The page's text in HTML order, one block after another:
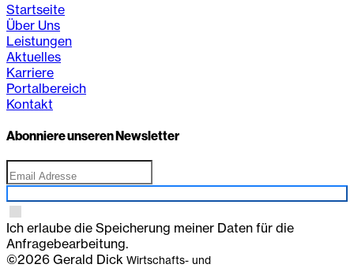
Startseite
Über Uns
Leistungen
Aktuelles
Karriere
Portalbereich
Kontakt
Abonniere unseren Newsletter
Ich erlaube die Speicherung meiner Daten für die
Anfragebearbeitung.
©2026 Gerald Dick Wirtschafts- und